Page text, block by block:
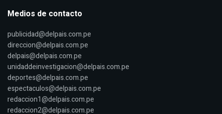
Medios de contacto
publicidad@delpais.com.pe
direccion@delpais.com.pe
delpais@delpais.com.pe
unidaddeinvestigacion@delpais.com.pe
deportes@delpais.com.pe
espectaculos@delpais.com.pe
redaccion1@delpais.com.pe
redaccion2@delpais.com.pe